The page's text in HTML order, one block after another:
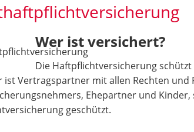
Wer ist versichert?
Die Haftpflichtversicherung
ist Vertragspartner mit allen Rechten
Ehepartner und
geschützt.